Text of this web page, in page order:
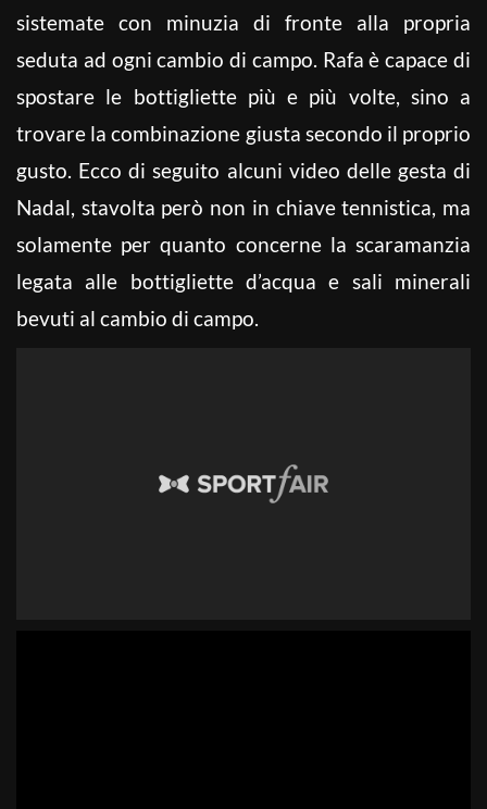
sistemate con minuzia di fronte alla propria
seduta ad ogni cambio di campo. Rafa è capace di
spostare le bottigliette più e più volte, sino a
trovare la combinazione giusta secondo il proprio
gusto. Ecco di seguito alcuni video delle gesta di
Nadal, stavolta però non in chiave tennistica, ma
solamente per quanto concerne la scaramanzia
legata alle bottigliette d’acqua e sali minerali
bevuti al cambio di campo.